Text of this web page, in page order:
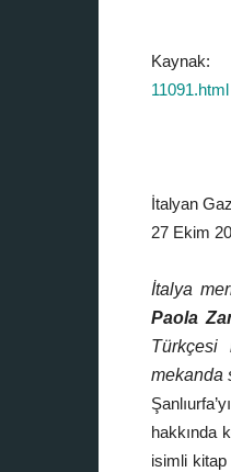
11091.html
İtalyan
27 Ekim
İtalya
Paola
Türkçesi
mekanda
hakkında
isimli kitap